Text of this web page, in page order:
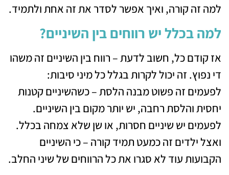
למה זה קורה, ואיך אפשר לסדר את זה אחת ולתמיד.
למה בכלל יש רווחים בין השיניים?
אז קודם כל, חשוב לדעת – רווח בין השיניים זה משהו
די נפוץ. זה יכול לקרות בגלל כל מיני סיבות:
לפעמים זה פשוט מבנה הלסת – כשהשיניים קטנות
יחסית והלסת רחבה, יש יותר מקום בין השיניים.
לפעמים יש שיניים חסרות, או שן שלא צמחה בכלל.
ואצל ילדים זה כמעט תמיד קורה – כי השיניים
הקבועות עוד לא סגרו את כל הרווחים של שיני החלב.